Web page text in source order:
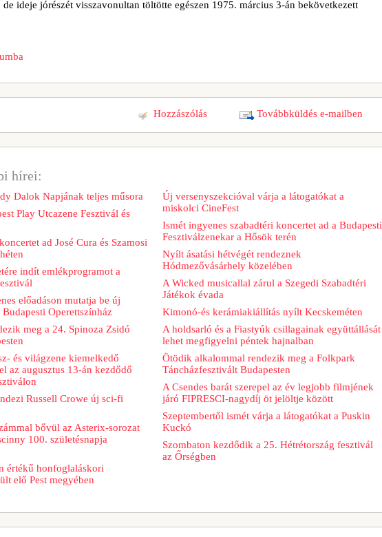
ideje jórészét visszavonultan töltötte egészen 1975. március 3-án bekövetkezett
Továbbküldés e-mailben
Hozzászólás
hírei:
Dalok Napjának teljes műsora
Play Utcazene Fesztivál és
ad José Cura és Szamosi
indít emlékprogramot a
előadáson mutatja be új
Operettszínház
meg a 24. Spinoza Zsidó
és világzene kiemelkedő
az augusztus 13-án kezdődő
Russell Crowe új sci-fi
bővül az Asterix-sorozat
100. születésnapja
értékű honfoglaláskori
elő Pest megyében
Új versenyszekcióval várja a látogatókat a
miskolci CineFest
Ismét ingyenes szabadtéri koncertet ad a Budapesti
Fesztiválzenekar a Hősök terén
Nyílt ásatási hétvégét rendeznek
Hódmezővásárhely közelében
A Wicked musicallal zárul a Szegedi Szabadtéri
Játékok évada
Kimonó-és kerámiakiállítás nyílt Kecskeméten
A holdsarló és a Fiastyúk csillagainak együttállását
lehet megfigyelni péntek hajnalban
Ötödik alkalommal rendezik meg a Folkpark
Táncházfesztivált Budapesten
A Csendes barát szerepel az év legjobb filmjének
járó FIPRESCI-nagydíj öt jelöltje között
Szeptembertől ismét várja a látogatókat a Puskin
Kuckó
Szombaton kezdődik a 25. Hétrétország fesztivál
az Őrségben